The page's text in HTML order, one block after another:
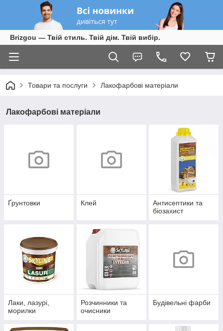
Brizgou — Твій стиль. Твій дім. Твій вибір.
Товари та послуги Лакофарбові матеріали
Лакофарбові матеріали
Ґрунтовки Клей
Антисептики та
біозахист
Лаки, лазурі,
морилки
Розчинники та
очисники
Будівельні фарби